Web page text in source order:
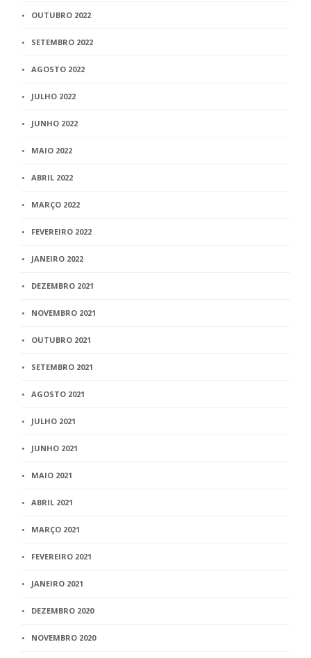
OUTUBRO 2022
SETEMBRO 2022
AGOSTO 2022
JULHO 2022
JUNHO 2022
MAIO 2022
ABRIL 2022
MARÇO 2022
FEVEREIRO 2022
JANEIRO 2022
DEZEMBRO 2021
NOVEMBRO 2021
OUTUBRO 2021
SETEMBRO 2021
AGOSTO 2021
JULHO 2021
JUNHO 2021
MAIO 2021
ABRIL 2021
MARÇO 2021
FEVEREIRO 2021
JANEIRO 2021
DEZEMBRO 2020
NOVEMBRO 2020